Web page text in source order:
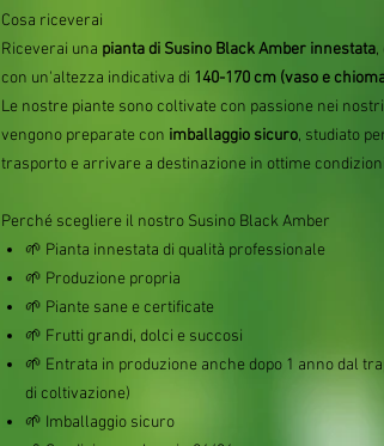
Cosa riceverai
Riceverai una pianta di Susino Black Amber innestata
con un'altezza indicativa di 140-170 cm (vaso e
Le nostre piante sono coltivate con passione nei
vengono preparate con imballaggio sicuro, studiato
trasporto e arrivare a destinazione in ottime
Perché scegliere il nostro Susino Black Amber
🌱 Pianta innestata di qualità professionale
🌱 Produzione propria
🌱 Piante sane e certificate
🌱 Frutti grandi, dolci e succosi
🌱 Entrata in produzione anche dopo 1 anno dal
di coltivazione)
🌱 Imballaggio sicuro